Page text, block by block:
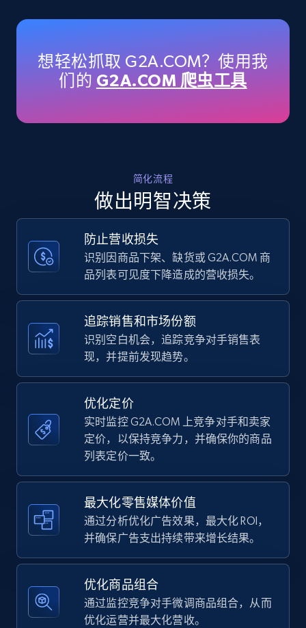
Title, Seller name, Brand, Description, Initial
price, Currency, Availability, Reviews count, and
more.
35.3K+ 5.7K+ 立即开始
Amazon products - find products by using
upc numbers
price, Currency, Availability, Reviews count, and
more.
35.3K+ 5.7K+ 立即开始
Amazon Reviews
URL, Product name, Product rating, Product
rating object, Product rating max, Rating,
Author name, Asin, and more.
7.4K+ 871+
Walmart - products
URL, Final price, Sku, Currency, Gtin,
more.
876+ 立即开始
想轻松抓取 G2A.COM？使用我
们的 G2A.COM 爬虫工具
简化流程
做出明智决策
防止营收损失
识别因商品下架、缺货或 G2A.COM 商
品列表可见度下降造成的营收损失。
追踪销售和市场份额
识别空白机会，追踪竞争对手销售表
现，并提前发现趋势。
优化定价
实时监控 G2A.COM 上竞争对手和卖家
定价，以保持竞争力，并确保你的商品
列表定价一致。
最大化零售媒体价值
通过分析优化广告效果，最大化 ROI，
并确保广告支出持续带来增长结果。
优化商品组合
通过监控竞争对手微调商品组合，从而
优化运营并最大化营收。